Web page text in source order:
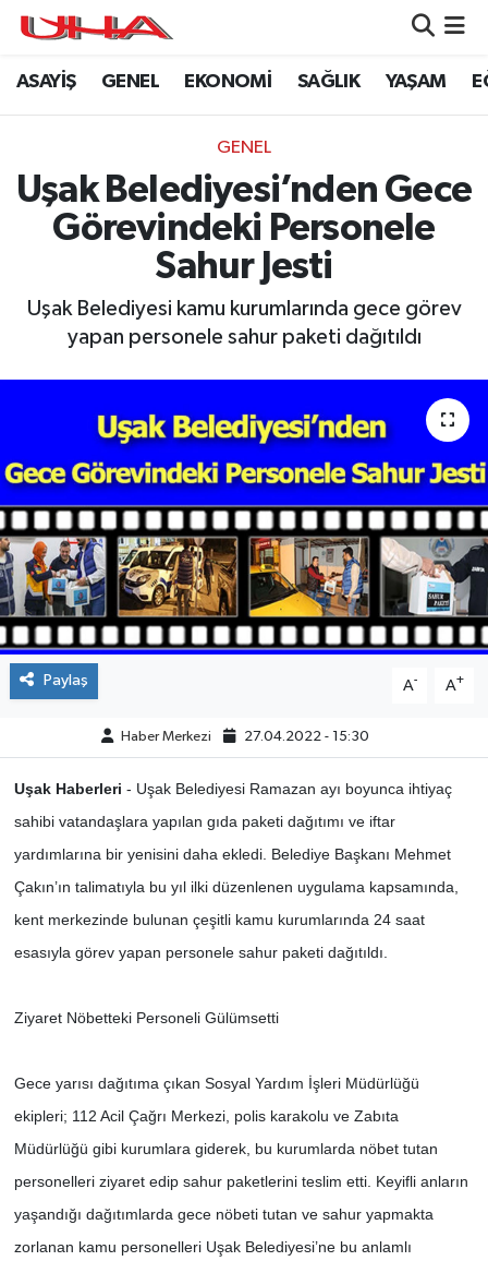
ASAYİŞ GENEL EKONOMİ SAĞLIK YAŞAM
GENEL
Uşak Belediyesi’nden Gece
Görevindeki Personele
Sahur Jesti
Uşak Belediyesi kamu kurumlarında gece görev
yapan personele sahur paketi dağıtıldı
Paylaş A- A+
Haber Merkezi 27.04.2022 - 15:30
Uşak Haberleri - Uşak Belediyesi Ramazan ayı boyunca ihtiyaç
sahibi vatandaşlara yapılan gıda paketi dağıtımı ve iftar
yardımlarına bir yenisini daha ekledi. Belediye Başkanı Mehmet
Çakın’ın talimatıyla bu yıl ilki düzenlenen uygulama kapsamında,
kent merkezinde bulunan çeşitli kamu kurumlarında 24 saat
esasıyla görev yapan personele sahur paketi dağıtıldı.
Ziyaret Nöbetteki Personeli Gülümsetti
Gece yarısı dağıtıma çıkan Sosyal Yardım İşleri Müdürlüğü
ekipleri; 112 Acil Çağrı Merkezi, polis karakolu ve Zabıta
Müdürlüğü gibi kurumlara giderek, bu kurumlarda nöbet tutan
personelleri ziyaret edip sahur paketlerini teslim etti. Keyifli anların
yaşandığı dağıtımlarda gece nöbeti tutan ve sahur yapmakta
zorlanan kamu personelleri Uşak Belediyesi’ne bu anlamlı
ASAYİŞ
GENEL
SAĞLIK
EKONOMİ
EĞİTİM
ÇEVRE
DÜNYA
HABERDE İNSAN
BİLİM VE TEKNOLOJİ
Magazin
ÖZEL HABER
SİYASET
SPOR
TEKNOLOJİ
VEFATLAR
Yerel
Nöbetçi Eczaneler
Namaz Vakitleri
Trafik Durumu
Puan Durumu ve Fikstür
Son Dakika Haberleri
Haber Arşivi